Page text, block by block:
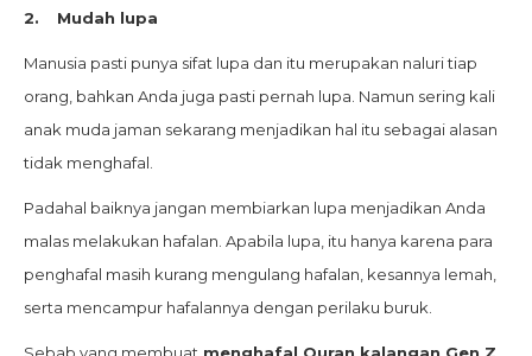
2. Mudah lupa
Manusia pasti punya sifat lupa dan itu merupakan naluri tiap
orang, bahkan Anda juga pasti pernah lupa. Namun sering kali
anak muda jaman sekarang menjadikan hal itu sebagai alasan
tidak menghafal.
Padahal baiknya jangan membiarkan lupa menjadikan Anda
malas melakukan hafalan. Apabila lupa, itu hanya karena para
penghafal masih kurang mengulang hafalan, kesannya lemah,
serta mencampur hafalannya dengan perilaku buruk.